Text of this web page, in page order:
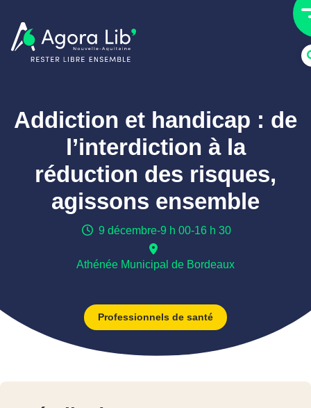
Addiction et handicap : de
l’interdiction à la
réduction des risques,
agissons ensemble
9 décembre-9 h 00-16 h 30
Athénée Municipal de Bordeaux
Professionnels de santé